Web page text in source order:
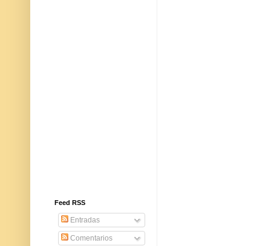
Feed RSS
Entradas
Comentarios